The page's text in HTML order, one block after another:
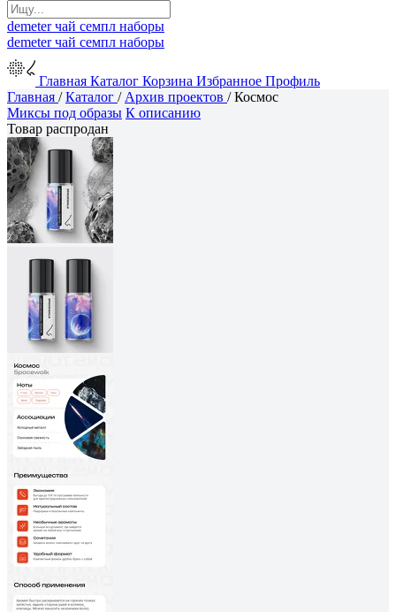
demeterчай семпл наборы
demeterчай семпл наборы
Главная Каталог Корзина Избранное Профиль
Главная /Каталог / Архив проектов /Космос
Миксы под образы К описанию
Товар распродан